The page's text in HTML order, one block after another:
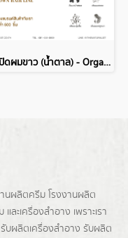
บาล์มปิดผมขาว (น้ำตาล) - Organic Magic Brown Hair Line Balm
นผลิตครีม โรงงานผลิต
และเครื่องสำอาง เพราะเรา
บผลิตเครื่องสำอาง รับผลิต